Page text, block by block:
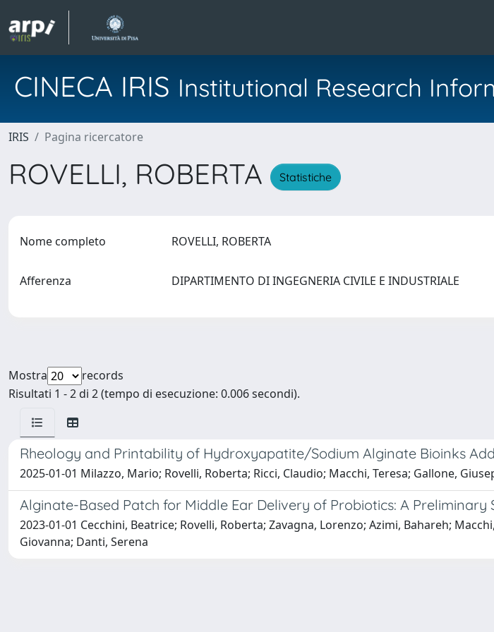
CINECA IRIS Institutional Research
IRIS Pagina ricercatore
ROVELLI, ROBERTA Statistiche
Nome completo ROVELLI, ROBERTA
Afferenza DIPARTIMENTO DI INGEGNERIA CIVILE E INDUSTRIALE
Mostra
records
Risultati 1 - 2 di 2 (tempo di esecuzione: 0.006 secondi).
Rheology and Printability of Hydroxyapatite/Sodium Alginate Bioinks
2025-01-01 Milazzo, Mario; Rovelli, Roberta; Ricci, Claudio; Macchi, Teresa; Gallone,
Alginate-Based Patch for Middle Ear Delivery of Probiotics: A
2023-01-01 Cecchini, Beatrice; Rovelli, Roberta; Zavagna, Lorenzo; Azimi, Bahareh;
Giovanna; Danti, Serena